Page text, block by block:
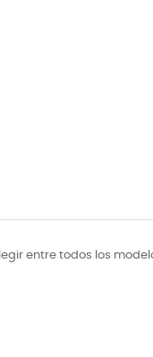
entre todos los